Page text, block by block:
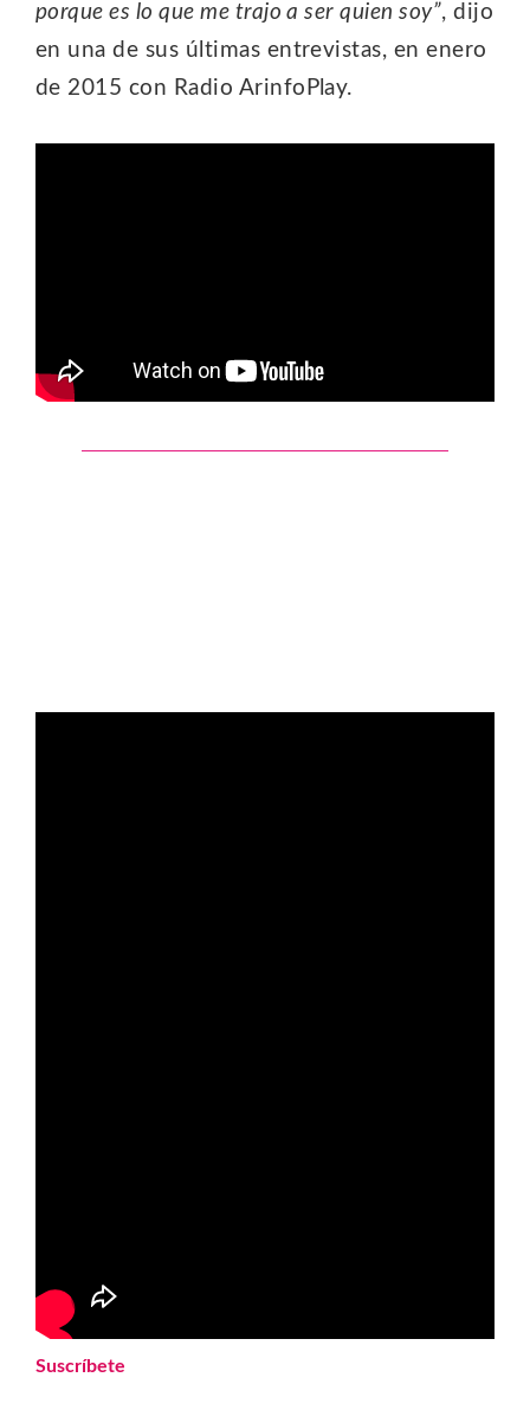
porque es lo que me trajo a ser quien soy”, dijo
en una de sus últimas entrevistas, en enero
de 2015 con Radio ArinfoPlay.
Suscríbete